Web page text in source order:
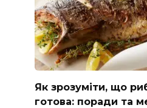
Як зрозуміти, що
готова: поради та